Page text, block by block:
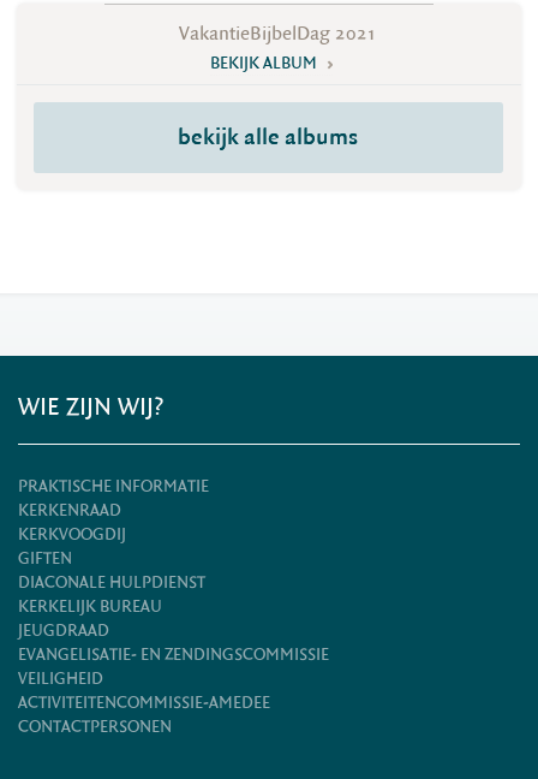
VakantieBijbelDag 2021
BEKIJK ALBUM
bekijk alle albums
WIE ZIJN WIJ?
PRAKTISCHE INFORMATIE
KERKENRAAD
KERKVOOGDIJ
GIFTEN
DIACONALE HULPDIENST
KERKELIJK BUREAU
JEUGDRAAD
EVANGELISATIE- EN ZENDINGSCOMMISSIE
VEILIGHEID
ACTIVITEITENCOMMISSIE-AMEDEE
CONTACTPERSONEN